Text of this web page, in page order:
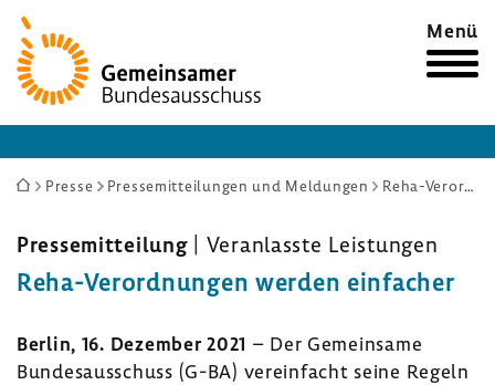
Zur
Startseite
Menü
Sie
hier:
Presse Pressemitteilungen und Meldungen Reha-Verordnungen werden einfacher
Pres­se­mit­tei­lung | Veran­lasste Leis­tungen
Reha-​Verordnungen werden einfa­cher
Berlin, 16. Dezember 2021 – Der Gemein­same
Bundes­aus­schuss (G-BA) verein­facht seine Regeln